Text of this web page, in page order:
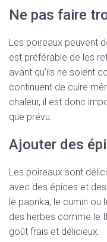
Ne pas faire
Les poireaux peuvent
est préférable de les
avant qu’ils ne soient
continuent de cuire
chaleur, il est donc
que prévu.
Ajouter des
Les poireaux sont
avec des épices et
le paprika, le cumin ou
des herbes comme le
goût frais et délicieux.